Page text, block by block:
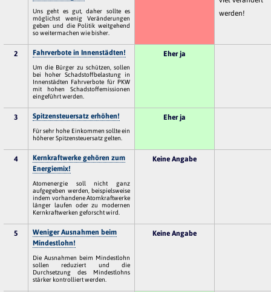
Uns geht es gut, daher sollte es
möglichst wenig Veränderungen
geben und die Politik weitgehend
so weitermachen wie bisher.
werden!
2 Fahrverbote in Innenstädten!
Um die Bürger zu schützen, sollen
bei hoher Schadstoffbelastung in
Innenstädten Fahrverbote für PKW
mit hohen Schadstoffemissionen
eingeführt werden.
Eher ja
3 Spitzensteuersatz erhöhen!
Für sehr hohe Einkommen sollte ein
höherer Spitzensteuersatz gelten.
Eher ja
4
Kernkraftwerke gehören zum
Energiemix!
Atomenergie soll nicht ganz
aufgegeben werden, beispielsweise
indem vorhandene Atomkraftwerke
länger laufen oder zu modernen
Kernkraftwerken geforscht wird.
Keine Angabe
5
Weniger Ausnahmen beim
Mindestlohn!
Die Ausnahmen beim Mindestlohn
sollen reduziert und die
Durchsetzung des Mindestlohns
stärker kontrolliert werden.
Keine Angabe